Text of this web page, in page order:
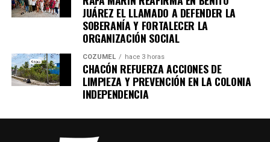
JUÁREZ EL LLAMADO A DEFENDER LA
SOBERANÍA Y FORTALECER LA
ORGANIZACIÓN SOCIAL
COZUMEL hace 3 horas
CHACÓN REFUERZA ACCIONES DE
LIMPIEZA Y PREVENCIÓN EN LA COLONIA
INDEPENDENCIA